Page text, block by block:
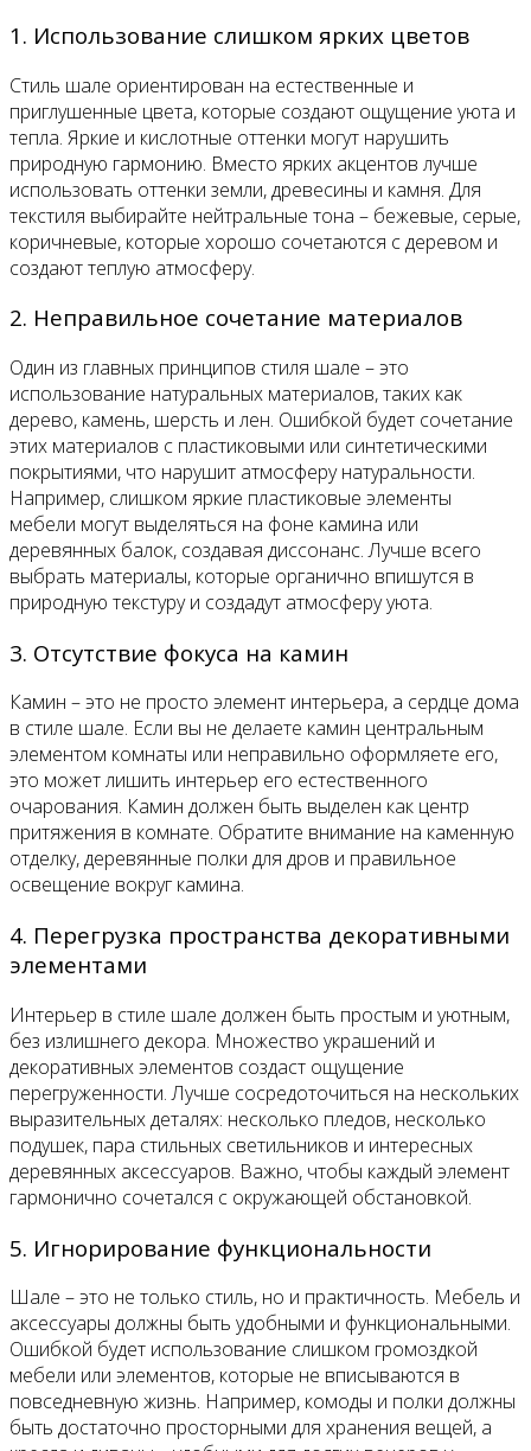
1. Использование слишком ярких цветов
Стиль шале ориентирован на естественные и
приглушенные цвета, которые создают ощущение уюта и
тепла. Яркие и кислотные оттенки могут нарушить
природную гармонию. Вместо ярких акцентов лучше
использовать оттенки земли, древесины и камня. Для
текстиля выбирайте нейтральные тона – бежевые, серые,
коричневые, которые хорошо сочетаются с деревом и
создают теплую атмосферу.
2. Неправильное сочетание материалов
Один из главных принципов стиля шале – это
использование натуральных материалов, таких как
дерево, камень, шерсть и лен. Ошибкой будет сочетание
этих материалов с пластиковыми или синтетическими
покрытиями, что нарушит атмосферу натуральности.
Например, слишком яркие пластиковые элементы
мебели могут выделяться на фоне камина или
деревянных балок, создавая диссонанс. Лучше всего
выбрать материалы, которые органично впишутся в
природную текстуру и создадут атмосферу уюта.
3. Отсутствие фокуса на камин
Камин – это не просто элемент интерьера, а сердце дома
в стиле шале. Если вы не делаете камин центральным
элементом комнаты или неправильно оформляете его,
это может лишить интерьер его естественного
очарования. Камин должен быть выделен как центр
притяжения в комнате. Обратите внимание на каменную
отделку, деревянные полки для дров и правильное
освещение вокруг камина.
4. Перегрузка пространства декоративными
элементами
Интерьер в стиле шале должен быть простым и уютным,
без излишнего декора. Множество украшений и
декоративных элементов создаст ощущение
перегруженности. Лучше сосредоточиться на нескольких
выразительных деталях: несколько пледов, несколько
подушек, пара стильных светильников и интересных
деревянных аксессуаров. Важно, чтобы каждый элемент
гармонично сочетался с окружающей обстановкой.
5. Игнорирование функциональности
Шале – это не только стиль, но и практичность. Мебель и
аксессуары должны быть удобными и функциональными.
Ошибкой будет использование слишком громоздкой
мебели или элементов, которые не вписываются в
повседневную жизнь. Например, комоды и полки должны
быть достаточно просторными для хранения вещей, а